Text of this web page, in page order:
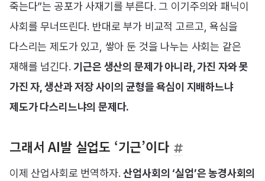
죽는다”는 공포가 사재기를 부른다. 그 이기주의와 패닉이
사회를 무너뜨린다. 반대로 부가 비교적 고르고, 욕심을
다스리는 제도가 있고, 쌓아 둔 것을 나누는 사회는 같은
재해를 넘긴다.기근은 생산의 문제가 아니라, 가진 자와 못
가진 자, 생산과 저장 사이의 균형을 욕심이 지배하느냐
제도가 다스리느냐의 문제다.
그래서 AI발 실업도 ‘기근’이다
이제 산업사회로 번역하자.산업사회의 ‘실업’은 농경사회의